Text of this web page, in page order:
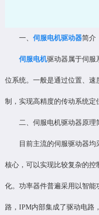
一、 伺服电机驱动器简介
伺服电机驱动器属于伺服
位系统。一般是通过位置、
制，实现高精度的传动系统定
二、伺服电机驱动器原理
目前主流的伺服驱动器均
核心，可以实现比较复杂的
化。功率器件普遍采用以智
路，IPM内部集成了驱动电路